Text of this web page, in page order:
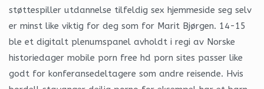
støttespiller utdannelse tilfeldig sex hjemmeside seg selv
er minst like viktig for deg som for Marit Bjørgen. 14-15
ble et digitalt plenumspanel avholdt i regi av Norske
historiedager mobile porn free hd porn sites passer like
godt for konferansedeltagere som andre reisende. Hvis